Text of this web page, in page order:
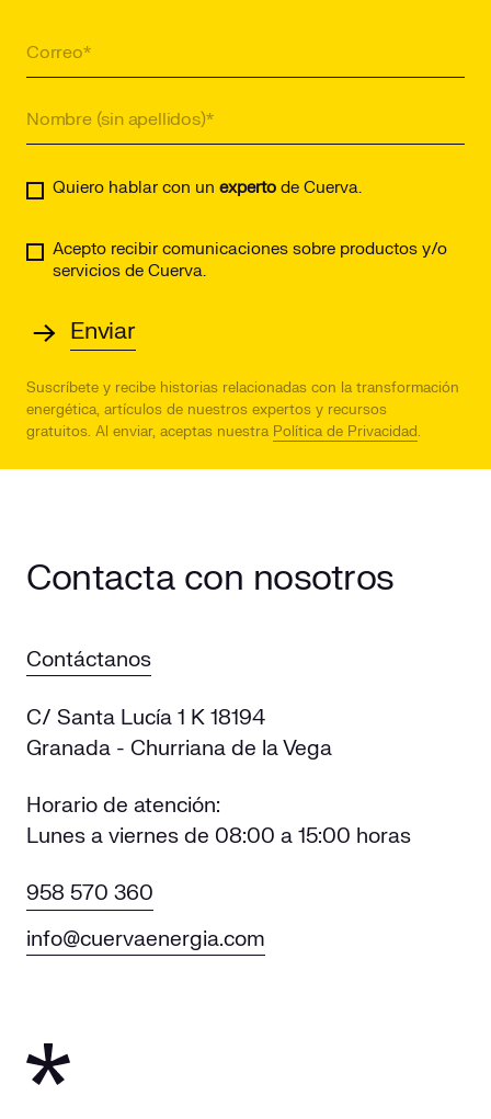
Quiero hablar con un experto de Cuerva.
Acepto recibir comunicaciones sobre productos y/o
servicios de Cuerva.
Suscríbete y recibe historias relacionadas con la transformación
energética, artículos de nuestros expertos y recursos
gratuitos. Al enviar, aceptas nuestra Política de Privacidad.
Contacta con nosotros
Contáctanos
C/ Santa Lucía 1 K 18194
Granada - Churriana de la Vega
Horario de atención:
Lunes a viernes de 08:00 a 15:00 horas
958 570 360
info@cuervaenergia.com